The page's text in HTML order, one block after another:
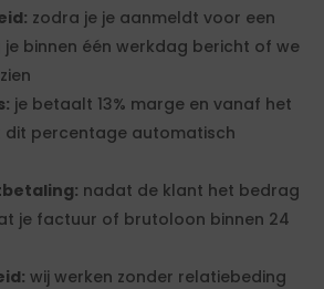
zodra je je aanmeldt voor een
binnen één werkdag bericht of we
je betaalt 13% marge en vanaf het
percentage automatisch
nadat de klant het bedrag
je factuur of brutoloon binnen 24
wij werken zonder relatiebeding